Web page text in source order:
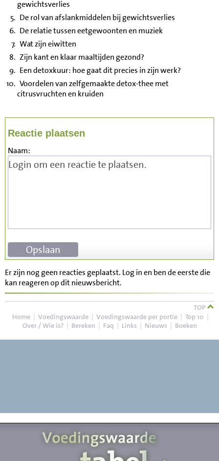
gewichtsverlies
De rol van afslankmiddelen bij gewichtsverlies
De relatie tussen eetgewoonten en muziek
Wat zijn eiwitten
Zijn kant en klaar maaltijden gezond?
Een detoxkuur: hoe gaat dit precies in zijn werk?
Voordelen van zelfgemaakte detox-thee met
citrusvruchten en kruiden
Reactie plaatsen
Naam:
Er zijn nog geen reacties geplaatst. Log in en ben de eerste die
kan reageren op dit nieuwsbericht.
TOP
Home | Voedingswaarde | Voedingswaarde per portie | Top 10 |
Over / Wie is? | Bereken | Faq | Links | Nieuws | Boeken